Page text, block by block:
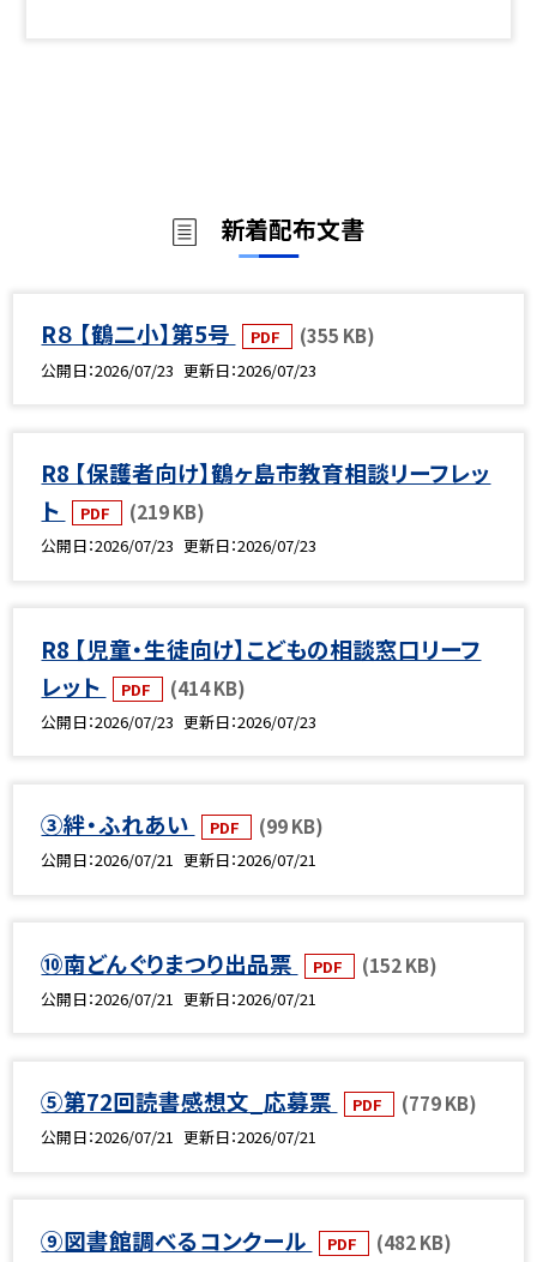
新着配布文書
R８ 【鶴二小】第5号 PDF (355 KB)
公開日 2026/07/23 更新日 2026/07/23
R8 【保護者向け】鶴ヶ島市教育相談リーフレッ
ト
PDF (219 KB)
公開日 2026/07/23 更新日 2026/07/23
R8 【児童・生徒向け】こどもの相談窓口リーフ
レット
PDF (414 KB)
公開日 2026/07/23 更新日 2026/07/23
③絆・ふれあい PDF (99 KB)
公開日 2026/07/21 更新日 2026/07/21
⑩南どんぐりまつり出品票 PDF (152 KB)
公開日 2026/07/21 更新日 2026/07/21
⑤第72回読書感想文_応募票 PDF (779 KB)
公開日 2026/07/21 更新日 2026/07/21
⑨図書館調べるコンクール PDF (482 KB)